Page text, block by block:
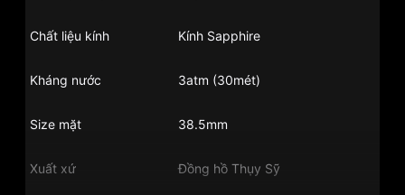
Chất liệu kính Kính Sapphire
Kháng nước 3atm (30mét)
Size mặt 38.5mm
Xuất xứ Đồng hồ Thụy Sỹ